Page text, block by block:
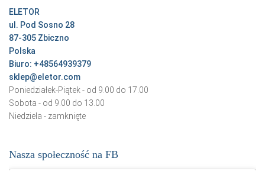
:ELETOR
ul. Pod Sosno 28
87-305 Zbiczno
Polska
Biuro: +48564939379
sklep@eletor.com
Poniedziałek-Piątek - od 9.00 do 17.00
Sobota - od 9.00 do 13.00
Niedziela - zamknięte
Nasza społeczność na FB